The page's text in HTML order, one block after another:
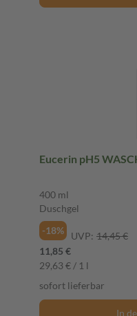
Eucerin pH5
400 ml
Duschgel
-18%
UVP: 14,45 €
11,85 €
29,63 € / 1 l
sofort lieferbar
In